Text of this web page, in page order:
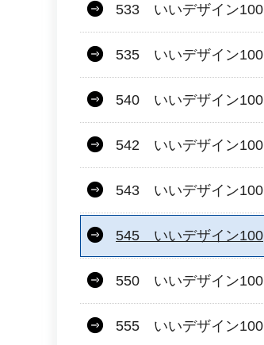
533 いいデザイン100
535 いいデザイン100
540 いいデザイン100
542 いいデザイン100
543 いいデザイン100
545 いいデザイン100
550 いいデザイン100
555 いいデザイン100